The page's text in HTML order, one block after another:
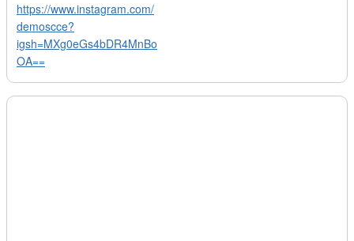
https://www.instagram.com/
demoscce?
igsh=MXg0eGs4bDR4MnBo
OA==